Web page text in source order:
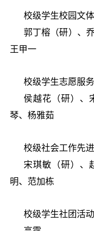
校级学生校园文
郭丁榕（研）、
王甲一
校级学生志愿服
侯越花（研）、
琴、杨雅茹
校级社会工作先进
宋琪敏（研）、
明、范加栋
校级学生社团活动